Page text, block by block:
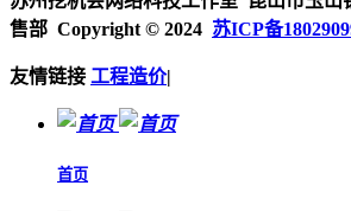
售部 Copyright © 2024 苏ICP备
友情链接 工程造价|
首页